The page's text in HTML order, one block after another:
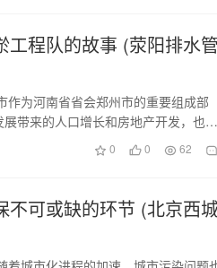
工程队的故事 (荥阳排水管
为河南省省会郑州市的重要组成部
带来的人口增长和房地产开发，也给
0 0 62
不可或缺的环节 (北京西